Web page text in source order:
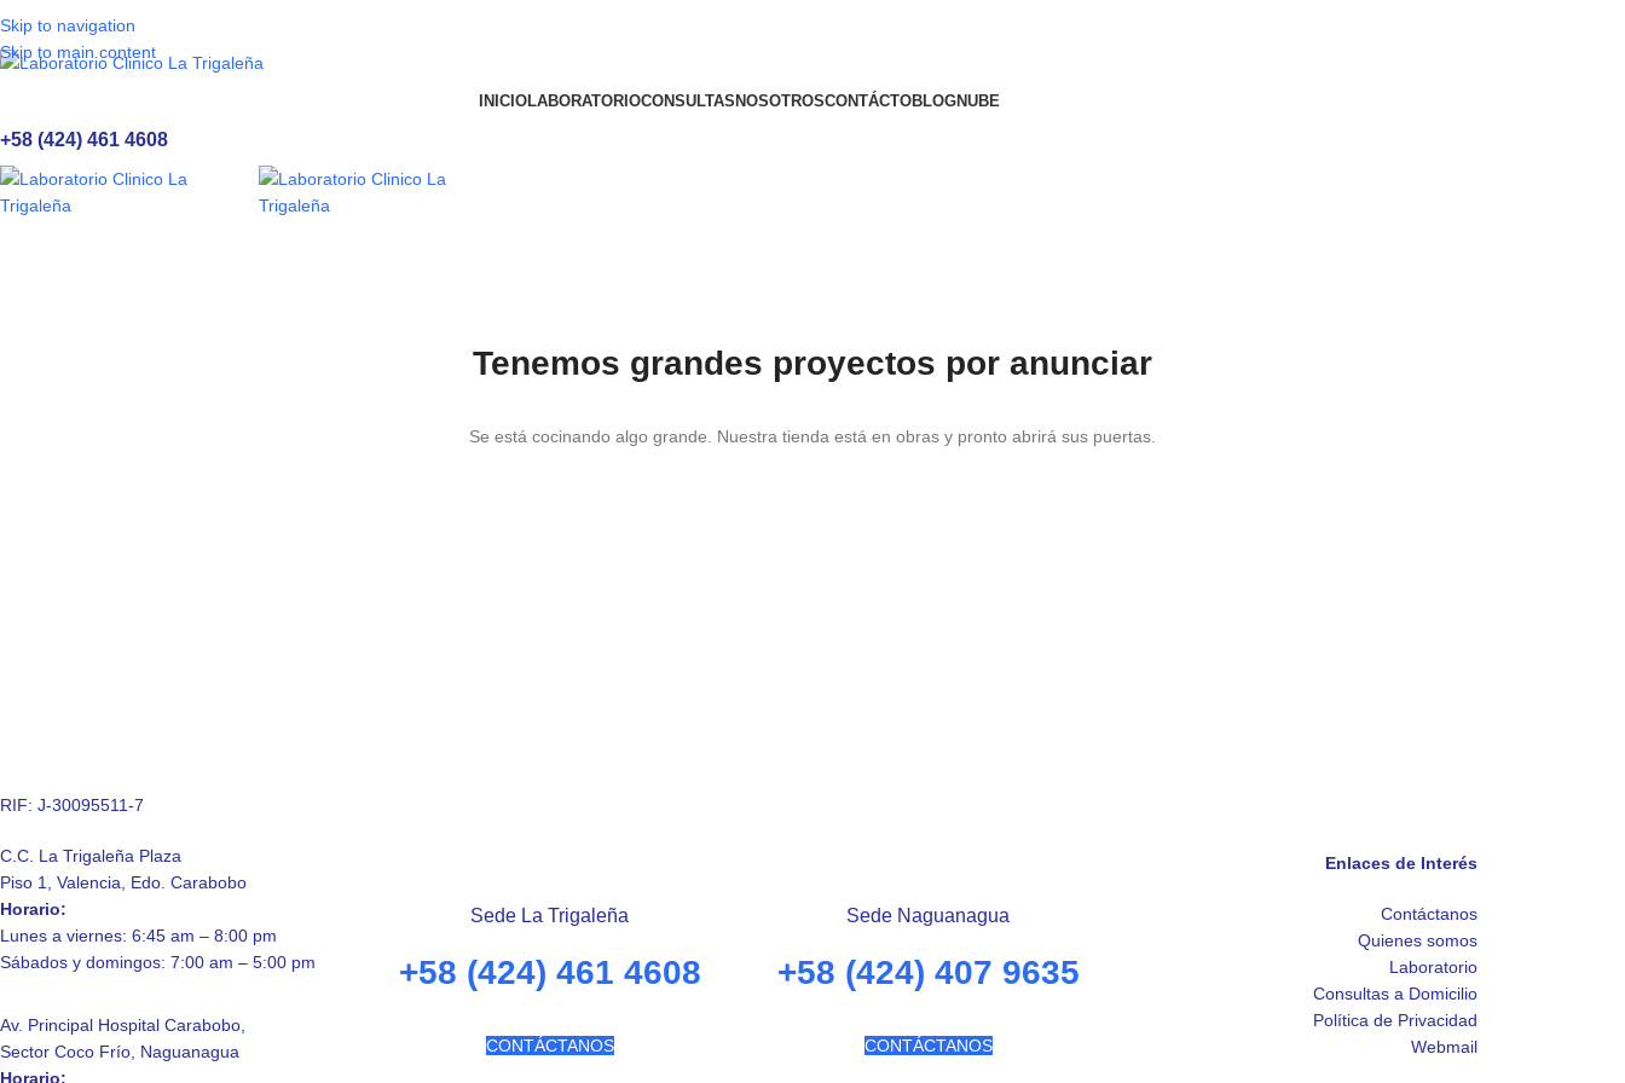
Skip to navigation
Skip to main content
INICIOLABORATORIOCONSULTAS NOSOTROSCONTÁCTOBLOGNUBE
+58 (424) 461 4608
Tenemos grandes proyectos por anunciar
Se está cocinando algo grande. Nuestra tienda está en obras y pronto abrirá sus puertas.
RIF: J-30095511-7
C.C. La Trigaleña Plaza
Piso 1, Valencia, Edo. Carabobo
Horario:
Lunes a viernes: 6:45 am – 8:00 pm
Sábados y domingos: 7:00 am – 5:00 pm
Av. Principal Hospital Carabobo,
Sector Coco Frío, Naguanagua
Horario:
Sede La Trigaleña
+58 (424) 461 4608
CONTÁCTANOS
Sede Naguanagua
+58 (424) 407 9635
CONTÁCTANOS
Enlaces de Interés
Contáctanos
Quienes somos
Laboratorio
Consultas a Domicilio
Política de Privacidad
Webmail